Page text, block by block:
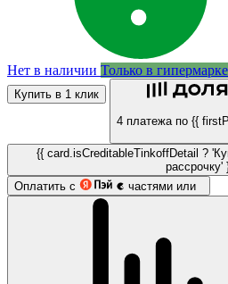
Нет в наличии Только в
Купить в 1 клик
4 платежа по {{
{{ card.isCreditableTinkoffDetail ?
рассрочку'
Оплатить с
частями или